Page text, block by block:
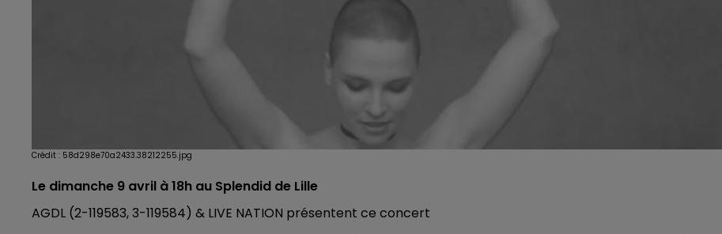
Crédit : 58d298e70a2433.38212255.jpg
Le dimanche 9 avril à 18h au Splendid de Lille
AGDL (2-119583, 3-119584) & LIVE NATION présentent ce concert